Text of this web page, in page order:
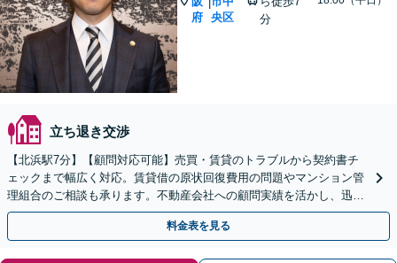
府
央区
分
立ち退き交渉
【北浜駅7分】【顧問対応可能】売買・賃貸のトラブルから契約書チ
ェックまで幅広く対応。賃貸借の原状回復費用の問題やマンション管
理組合のご相談も承ります。不動産会社への顧問実績を活かし、迅速
かつ戦略的な解決を目指します。【休日や夜間相談も対応】
料金表を見る